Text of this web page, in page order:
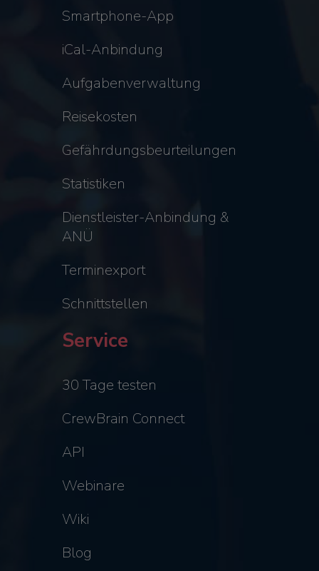
Smartphone-App
iCal-Anbindung
Aufgabenverwaltung
Reisekosten
Gefährdungsbeurteilungen
Statistiken
Dienstleister-Anbindung &
ANÜ
Terminexport
Schnittstellen
Service
30 Tage testen
CrewBrain Connect
API
Webinare
Wiki
Blog